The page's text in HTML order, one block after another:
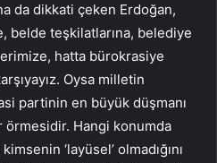
da dikkati çeken Erdoğan,
belde teşkilatlarına, belediye
hatta bürokrasiye
Oysa milletin
partinin en büyük düşmanı
örmesidir. Hangi konumda
‘layüsel’ olmadığını